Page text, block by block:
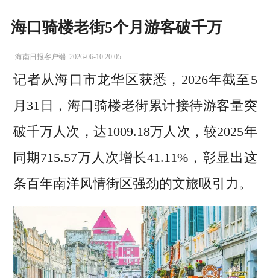
海口骑楼老街5个月游客破千万
海南日报客户端 2026-06-10 20:05
记者从海口市龙华区获悉，2026年截至5
月31日，海口骑楼老街累计接待游客量突
破千万人次，达1009.18万人次，较2025年
同期715.57万人次增长41.11%，彰显出这
条百年南洋风情街区强劲的文旅吸引力。